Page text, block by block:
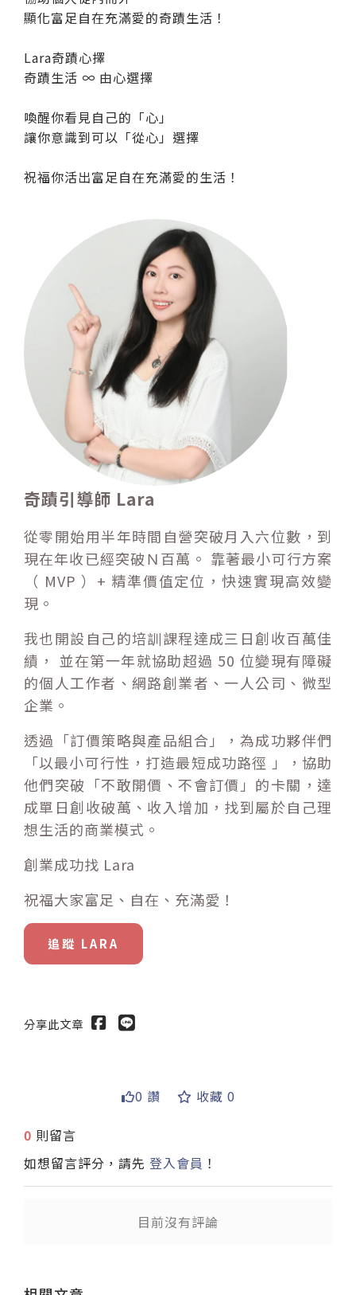
顯化富足自在充滿愛的奇蹟生活！
Lara奇蹟心擇
奇蹟生活 ∞ 由心選擇
喚醒你看見自己的「心」
讓你意識到可以「從心」選擇
祝福你活出富足自在充滿愛的生活！
奇蹟引導師 Lara
從零開始用半年時間自營突破月入六位數，到
現在年收已經突破Ｎ百萬。 靠著最小可行方案
（ MVP ）+ 精準價值定位，快速實現高效變
現。
我也開設自己的培訓課程達成三日創收百萬佳
績， 並在第一年就協助超過 50 位變現有障礙
的個人工作者、網路創業者、一人公司、微型
企業。
透過「訂價策略與產品組合」，為成功夥伴們
「以最小可行性，打造最短成功路徑 」，協助
他們突破「不敢開價、不會訂價」的卡關，達
成單日創收破萬、收入增加，找到屬於自己理
想生活的商業模式。
創業成功找 Lara
祝福大家富足、自在、充滿愛！
追蹤 LARA
分享此文章
0 讚 收藏 0
0 則留言
如想留言評分，請先 登入會員 ！
目前沒有評論